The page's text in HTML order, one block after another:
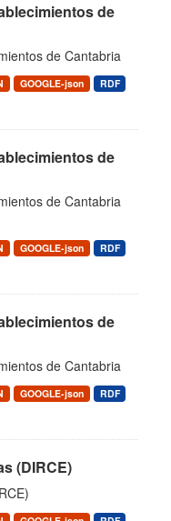
de
de Cantabria
GOOGLE-json
RDF
de
de Cantabria
GOOGLE-json
RDF
de
de Cantabria
GOOGLE-json
RDF
(DIRCE)